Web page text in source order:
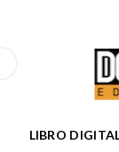
LIBRO